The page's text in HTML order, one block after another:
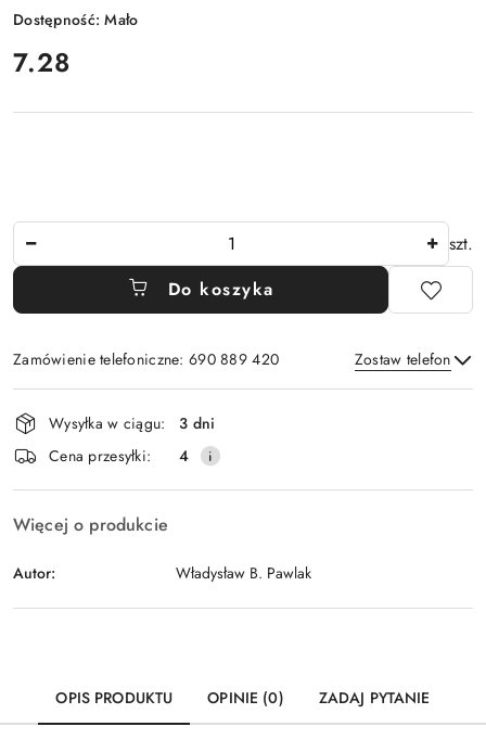
Dostępność:Mało
cena:
7.28
szt.
Do koszyka
Zamówienie telefoniczne: 690 889 420 Zostaw telefon
Wyślij
Dostępność
i
dostawa
Wysyłka w ciągu:
3 dni
Cena przesyłki:
4
Więcej o produkcie
Autor: Władysław B. Pawlak
OPIS PRODUKTU OPINIE (0) ZADAJ PYTANIE